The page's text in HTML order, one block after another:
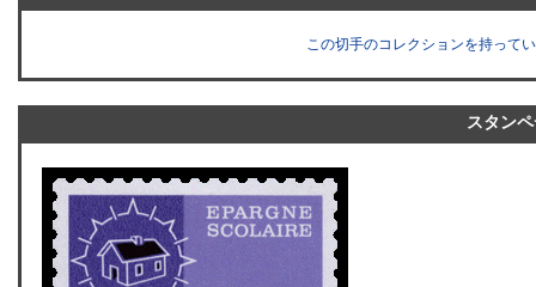
この切手のコレクションを持って
スタン